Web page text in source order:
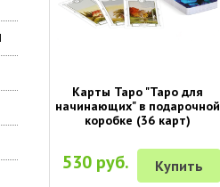
Карты Таро "Таро для
начинающих" в подарочной
коробке (36 карт)
530 руб. Купить